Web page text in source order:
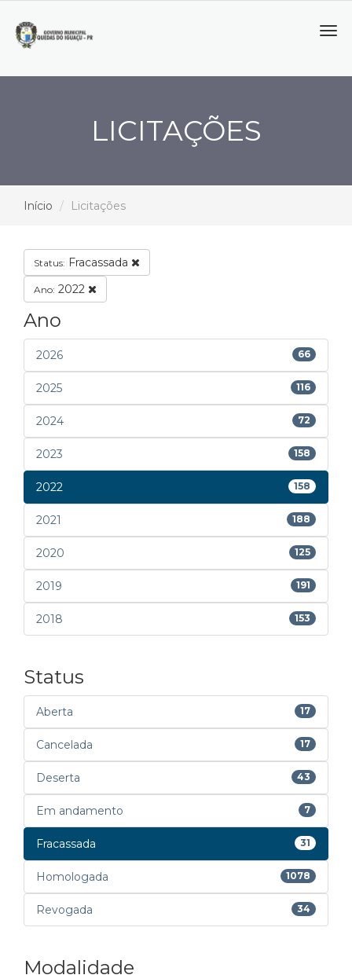
LICITAÇÕES
Início Licitações
Status: Fracassada
Ano: 2022
Ano
2026 66
2025 116
2024 72
2023 158
2022 158
2021 188
2020 125
2019 191
2018 153
Status
Aberta 17
Cancelada 17
Deserta 43
Em andamento 7
Fracassada 31
Homologada 1078
Revogada 34
Modalidade